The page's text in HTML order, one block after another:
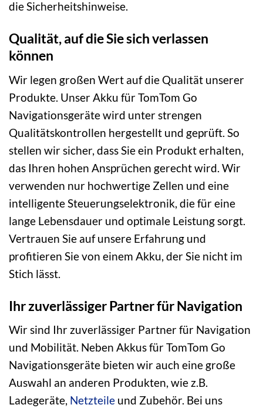
die Sicherheitshinweise.
Qualität, auf die Sie sich verlassen
können
Wir legen großen Wert auf die Qualität unserer
Produkte. Unser Akku für TomTom Go
Navigationsgeräte wird unter strengen
Qualitätskontrollen hergestellt und geprüft. So
stellen wir sicher, dass Sie ein Produkt erhalten,
das Ihren hohen Ansprüchen gerecht wird. Wir
verwenden nur hochwertige Zellen und eine
intelligente Steuerungselektronik, die für eine
lange Lebensdauer und optimale Leistung sorgt.
Vertrauen Sie auf unsere Erfahrung und
profitieren Sie von einem Akku, der Sie nicht im
Stich lässt.
Ihr zuverlässiger Partner für Navigation
Wir sind Ihr zuverlässiger Partner für Navigation
und Mobilität. Neben Akkus für TomTom Go
Navigationsgeräte bieten wir auch eine große
Auswahl an anderen Produkten, wie z.B.
Ladegeräte, Netzteile und Zubehör. Bei uns